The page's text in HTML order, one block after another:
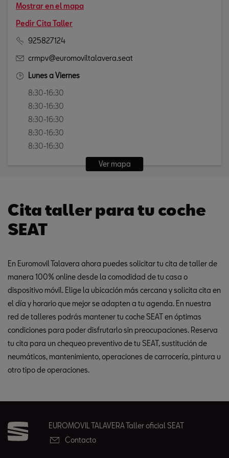
Mostrar en el mapa
Pedir Cita Taller
925827124
crmpv@euromoviltalavera.seat
Lunes a Viernes
8:30-16:30
8:30-16:30
8:30-16:30
8:30-16:30
8:30-16:30
Ver mapa
Cita taller para tu coche
SEAT
En Euromovil Talavera ahora puedes solicitar tu cita de taller de
manera 100% online desde la comodidad de tu casa o
dispositivo móvil. Elige la ubicación más cercana y solicita cita en
el día y horario que mejor se adapten a tu agenda. En nuestra
red de talleres podrás mantener tu coche SEAT en óptimas
condiciones para poder disfrutarlo sin preocupaciones. Reserva
tu cita para un chequeo preventivo de tu SEAT, sustitución de
neumáticos, mantenimiento, operaciones de carrocería, pintura u
otro tipo de operaciones.
EUROMOVIL TALAVERA Taller oficial SEAT
Contacto